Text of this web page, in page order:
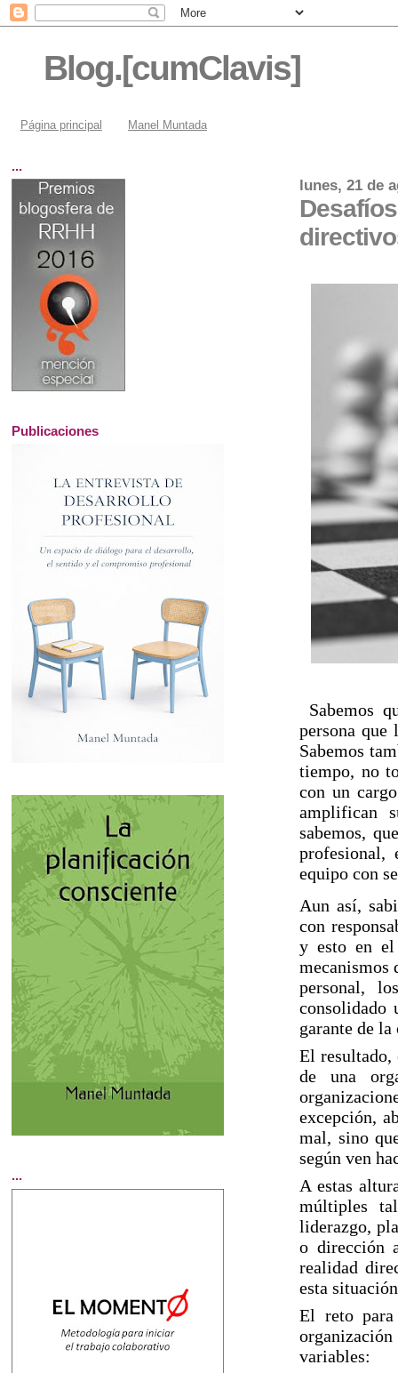
Blog.[cumClavis]
Página principal Manel Muntada
lunes, 21 de
Sabemos
persona que
Sabemos
tiempo, no
con un
amplifican
sabemos,
profesional,
equipo con
Aun así,
con
y esto en el
mecanismos
personal,
consolidado
garante de
El resultado,
de una
excepción,
mal, sino
según ven
A estas
múltiples
liderazgo,
o dirección
realidad
esta
El reto
variables:
...
Publicaciones
...